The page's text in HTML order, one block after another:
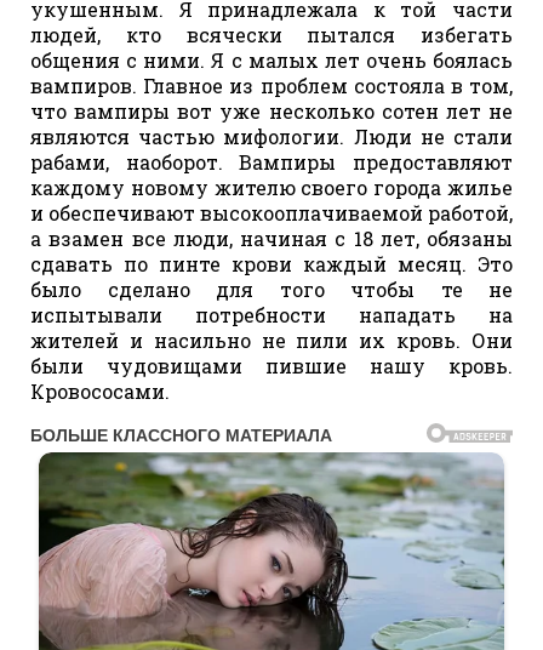
укушенным. Я принадлежала к той части
людей, кто всячески пытался избегать
общения с ними. Я с малых лет очень боялась
вампиров. Главное из проблем состояла в том,
что вампиры вот уже несколько сотен лет не
являются частью мифологии. Люди не стали
рабами, наоборот. Вампиры предоставляют
каждому новому жителю своего города жилье
и обеспечивают высокооплачиваемой работой,
а взамен все люди, начиная с 18 лет, обязаны
сдавать по пинте крови каждый месяц. Это
было сделано для того чтобы те не
испытывали потребности нападать на
жителей и насильно не пили их кровь. Они
были чудовищами пившие нашу кровь.
Кровососами.